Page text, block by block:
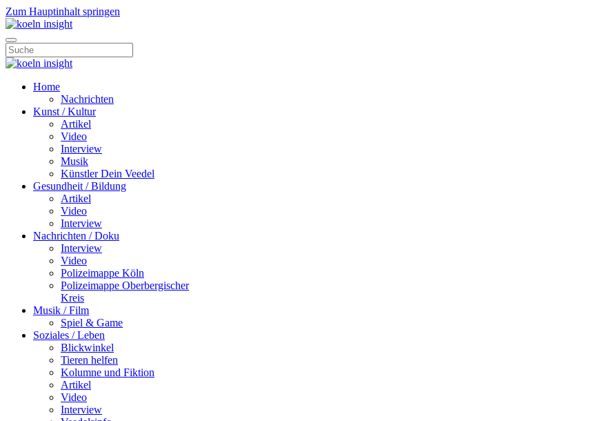
Zum Hauptinhalt springen
Home
Nachrichten
Kunst / Kultur
Artikel
Video
Interview
Musik
Künstler Dein Veedel
Gesundheit / Bildung
Artikel
Video
Interview
Nachrichten / Doku
Interview
Video
Polizeimappe Köln
Polizeimappe Oberbergischer
Kreis
Musik / Film
Spiel & Game
Soziales / Leben
Blickwinkel
Tieren helfen
Kolumne und Fiktion
Artikel
Video
Interview